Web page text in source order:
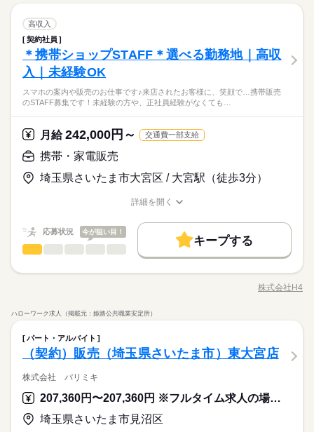
高収入
契約社員
＊携帯ショップSTAFF＊選べる勤務地｜高収
入｜未経験OK
スマホの案内や販売のお仕事です♪来店されたお客様に、笑顔で…携帯販売
のSTAFF募集です！未経験の方や、正社員経験がなくても…
月給242,000円～ 交通費一部支給
携帯・家電販売
埼玉県さいたま市大宮区 / 大宮駅（徒歩3分）
多い年齢層 低い
女性
しずか にぎやか
業界 サービス関連
携帯販売のSTAFF募集です！
未経験の方や、正社員経験がなくても大丈夫◎
入職まで弊社の担当が手厚くサポートいたします！！
具体的には◆◇ スマホの案内や販売のお仕事です♪ 来店された
お客様に、 笑顔で接客ができればOK♪ ・来店されたお客様への
の手続き ＼接客や販売経験が活かせます／ ◎大手グループで安
定した雇用と福利厚生 ◎入社後のキャリア研修充実 ◎未経験か
らご就業可能！！ ・アルバイトで販売や接客経験がある方 ・人
と接するのが好きな方 ・無理のない働き方でもしっかり成長し
さい。
続きを読む
応募資格
【こんな経験が活かせます】
◇コールセンター経験
◇接客・販売経験
◇データ入力など事務経験
詳細を開く
応募状況 今が狙い目！
キープする
給与/時間/休日
多い年齢層
職場の様子 しずか にぎやか
業界 サービス関連
※この求人情報は株式会社H4による職業紹介になります。 ◇◆
具体的には◆◇ スマホの案内や販売のお仕事です♪ 来店された
お客様に、 笑顔で接客ができればOK♪ ・来店されたお客様への
の手続き ＼接客や販売経験が活かせます／ ◎大手グループで安
定した雇用と福利厚生 ◎入社後のキャリア研修充実 ◎未経験か
らご就業可能！！ ・アルバイトで販売や接客経験がある方 ・人
続きを読む
株式会社H4
ハローワーク求人（掲載元：姫路公共職業安定所）
パート・アルバイト
（契約）販売（埼玉県さいたま市）東大宮店
株式会社 パリミキ
207,360円〜207,360円 ※フルタイム求人の場合は月額（換算額）、パート求人の場合は時間額を表示しています。
埼玉県さいたま市見沼区